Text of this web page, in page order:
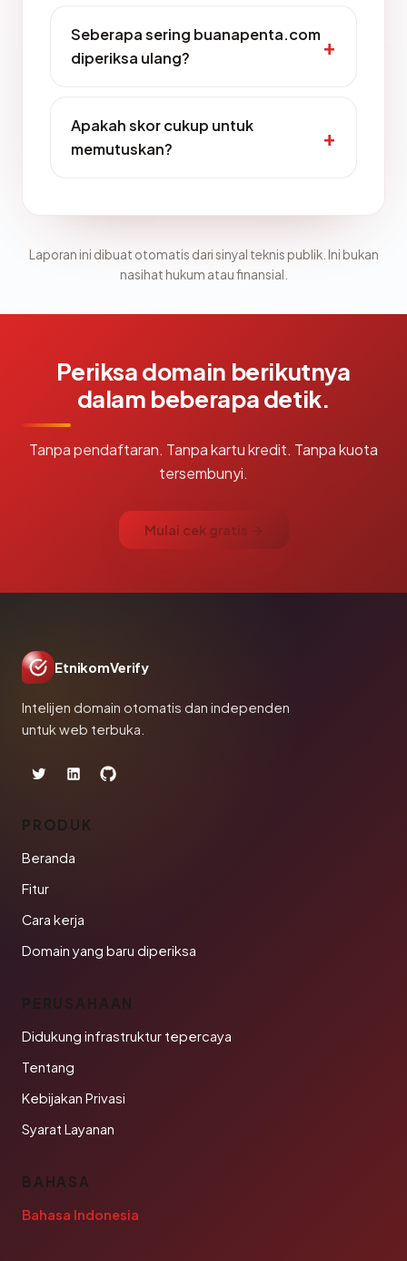
Seberapa sering buanapenta.com
diperiksa ulang?
Apakah skor cukup untuk
memutuskan?
Laporan ini dibuat otomatis dari sinyal teknis publik. Ini bukan
nasihat hukum atau finansial.
Periksa domain berikutnya
dalam beberapa detik.
Tanpa pendaftaran. Tanpa kartu kredit. Tanpa kuota
tersembunyi.
Mulai cek gratis →
EtnikomVerify
Intelijen domain otomatis dan independen
untuk web terbuka.
PRODUK
Beranda
Fitur
Cara kerja
Domain yang baru diperiksa
PERUSAHAAN
Didukung infrastruktur tepercaya
Tentang
Kebijakan Privasi
Syarat Layanan
BAHASA
Bahasa Indonesia